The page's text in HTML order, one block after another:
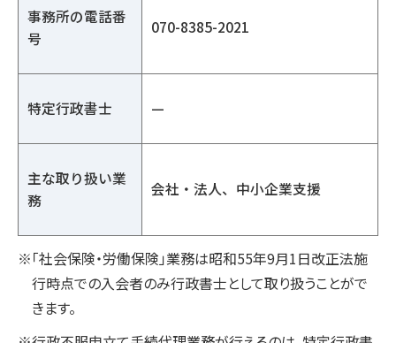
事務所の電話番
号
070-8385-2021
特定行政書士 —
主な取り扱い業
務
会社・法人、中小企業支援
※「社会保険・労働保険」業務は昭和55年9月1日改正法施
行時点での入会者のみ行政書士として取り扱うことがで
きます。